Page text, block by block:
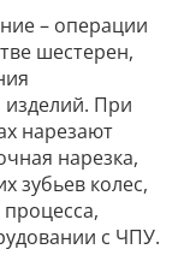
– операции
шестерен,
изделий. При
нарезают
нарезка,
зубьев колес,
с ЧПУ.